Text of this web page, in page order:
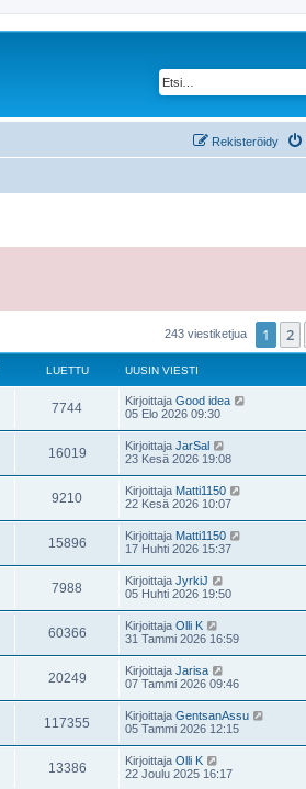
Rekisteröidy
243 viestiketjua 1 2
LUETTU UUSIN VIESTI
7744 Kirjoittaja Good idea
05 Elo 2026 09:30
16019 Kirjoittaja JarSal
23 Kesä 2026 19:08
9210 Kirjoittaja Matti1150
22 Kesä 2026 10:07
15896 Kirjoittaja Matti1150
17 Huhti 2026 15:37
7988 Kirjoittaja JyrkiJ
05 Huhti 2026 19:50
60366 Kirjoittaja Olli K
31 Tammi 2026 16:59
20249 Kirjoittaja Jarisa
07 Tammi 2026 09:46
117355 Kirjoittaja GentsanAssu
05 Tammi 2026 12:15
13386 Kirjoittaja Olli K
22 Joulu 2025 16:17